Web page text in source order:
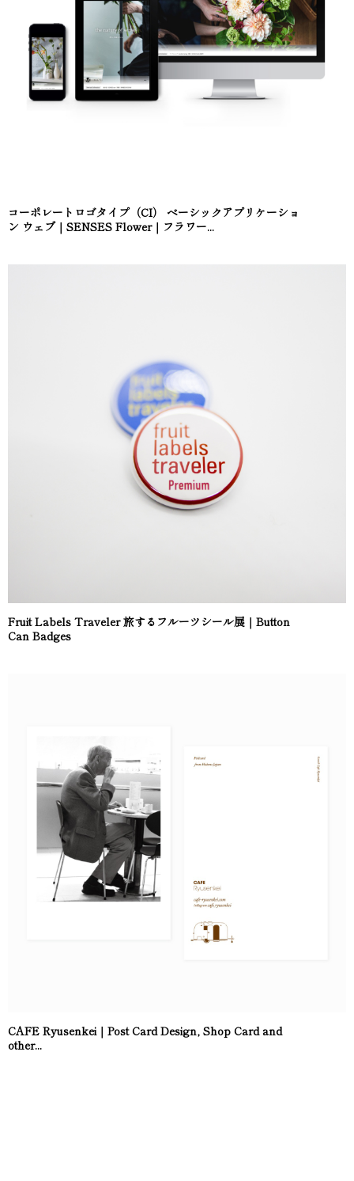
コーポレートロゴタイプ（CI） ベーシックアプリケーショ
ン ウェブ｜SENSES Flower｜フラワー...
Fruit Labels Traveler 旅するフルーツシール展｜Button
Can Badges
CAFE Ryusenkei｜Post Card Design, Shop Card and
other...